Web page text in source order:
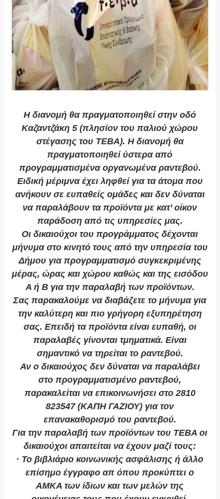
Η διανομή θα πραγματοποιηθεί στην οδό
Καζαντζάκη 5 (πλησίον του παλιού χώρου
στέγασης του ΤΕΒΑ). Η διανομή θα
πραγματοποιηθεί ύστερα από
προγραμματισμένα οργανωμένα ραντεβού.
Ειδική μέριμνα έχει ληφθεί για τα άτομα που
ανήκουν σε ευπαθείς ομάδες και δεν δύναται
να παραλάβουν τα προϊόντα με κατ’ οίκον
παράδοση από τις υπηρεσίες μας.
Οι δικαιούχοι του προγράμματος δέχονται
μήνυμα στο κινητό τους από την υπηρεσία του
Δήμου για προγραμματισμό συγκεκριμένης
μέρας, ώρας και χώρου καθώς και της εισόδου
Α ή Β για την παραλαβή των προϊόντων.
Σας παρακαλούμε να διαβάζετε το μήνυμα για
την καλύτερη και πιο γρήγορη εξυπηρέτηση
σας. Επειδή τα προϊόντα είναι ευπαθή, οι
παραλαβές γίνονται τμηματικά. Είναι
σημαντικό να τηρείται το ραντεβού.
Αν ο δικαιούχος δεν δύναται να παραλάβει
στο προγραμματισμένο ραντεβού,
παρακαλείται να επικοινωνήσει στο 2810
823547 (ΚΑΠΗ ΓΑΖΙΟΥ) για τον
επανακαθορισμό του ραντεβού.
Για την παραλαβή των προϊόντων του ΤΕΒΑ οι
δικαιούχοι απαιτείται να έχουν μαζί τους:
· Το βιβλιάριο κοινωνικής ασφάλισης ή άλλο
επίσημο έγγραφο απ όπου προκύπτει ο
ΑΜΚΑ των ίδιων και των μελών της